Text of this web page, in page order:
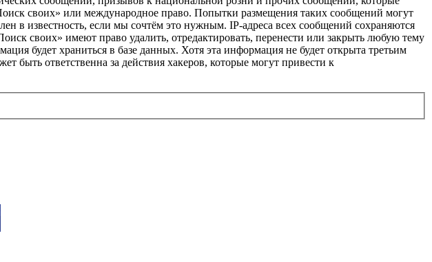
своих» или международное право. Попытки размещения таких сообщений могут
в известность, если мы сочтём это нужным. IP-адреса всех сообщений сохраняются
своих» имеют право удалить, отредактировать, перенести или закрыть любую тему
будет храниться в базе данных. Хотя эта информация не будет открыта третьим
ответственна за действия хакеров, которые могут привести к